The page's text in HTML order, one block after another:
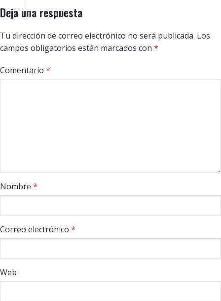
Deja una respuesta
Tu dirección de correo electrónico no será publicada. Los
campos obligatorios están marcados con *
Comentario *
Nombre *
Correo electrónico *
Web